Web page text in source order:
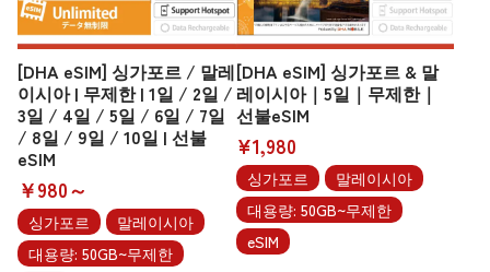
[DHA eSIM] 싱가포르 / 말레
이시아 | 무제한 | 1일 / 2일 /
3일 / 4일 / 5일 / 6일 / 7일
/ 8일 / 9일 / 10일 | 선불
eSIM
￥980～
싱가포르
말레이시아
대용량: 50GB~무제한
[DHA eSIM] 싱가포르 & 말
레이시아｜5일｜무제한｜
선불eSIM
¥1,980
싱가포르
말레이시아
대용량: 50GB~무제한
eSIM